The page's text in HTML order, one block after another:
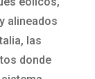
alineados
las
donde